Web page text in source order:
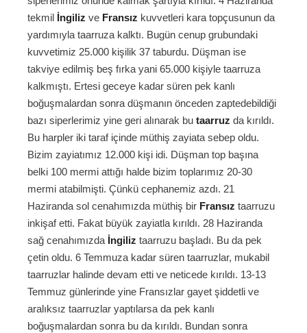
tekmil İngiliz ve Fransız kuvvetleri kara topçusunun da
yardımıyla taarruza kalktı. Bugün cenup grubundaki
kuvvetimiz 25.000 kişilik 37 taburdu. Düşman ise
takviye edilmiş beş fırka yani 65.000 kişiyle taarruza
kalkmıştı. Ertesi geceye kadar süren pek kanlı
boğuşmalardan sonra düşmanın önceden zaptedebildiği
bazı siperlerimiz yine geri alınarak bu taarruz da kırıldı.
Bu harpler iki taraf içinde müthiş zayiata sebep oldu.
Bizim zayiatımız 12.000 kişi idi. Düşman top başına
belki 100 mermi attığı halde bizim toplarımız 20-30
mermi atabilmişti. Çünkü cephanemiz azdı. 21
Haziranda sol cenahımızda müthiş bir Fransız taarruzu
inkişaf etti. Fakat büyük zayiatla kırıldı. 28 Haziranda
sağ cenahımızda İngiliz taarruzu başladı. Bu da pek
çetin oldu. 6 Temmuza kadar süren taarruzlar, mukabil
taarruzlar halinde devam etti ve neticede kırıldı. 13-13
Temmuz günlerinde yine Fransızlar gayet şiddetli ve
aralıksız taarruzlar yaptılarsa da pek kanlı
boğuşmalardan sonra bu da kırıldı. Bundan sonra